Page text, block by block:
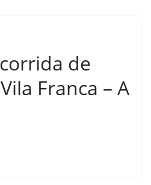
de
Franca – A